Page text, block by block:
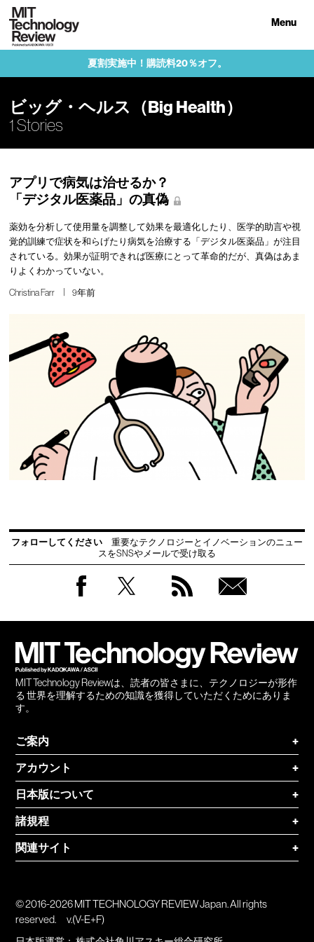
Menu
夏割実施中！購読料20％オフ。
ビッグ・ヘルス（Big Health）
1 Stories
アプリで病気は治せるか？
「デジタル医薬品」の真偽
薬効を分析して使用量を調整して効果を最適化したり、医学的助言や視
覚的訓練で症状を和らげたり病気を治療する「デジタル医薬品」が注目
されている。効果が証明できれば医療にとって革命的だが、真偽はあま
りよくわかっていない。
Christina Farr 9年前
フォローしてください
重要なテクノロジーとイノベーションのニュー
スをSNSやメールで受け取る
MIT Technology Reviewは、読者の皆さまに、テクノロジーが形作
る 世界を理解するための知識を獲得していただくためにありま
す。
ご案内
+
アカウント
+
日本版について
+
諸規程
+
関連サイト
+
© 2016-2026 MIT TECHNOLOGY REVIEW Japan. All rights
reserved.
v.(V-E+F)